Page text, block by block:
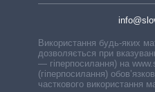
Використання будь-яких
дозволяється при
— гіперпосилання) на
(гіперпосилання)
часткового використання